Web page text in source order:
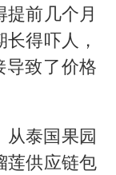
前几个月
得吓人，
导致了价格
从泰国果园
莲供应链包